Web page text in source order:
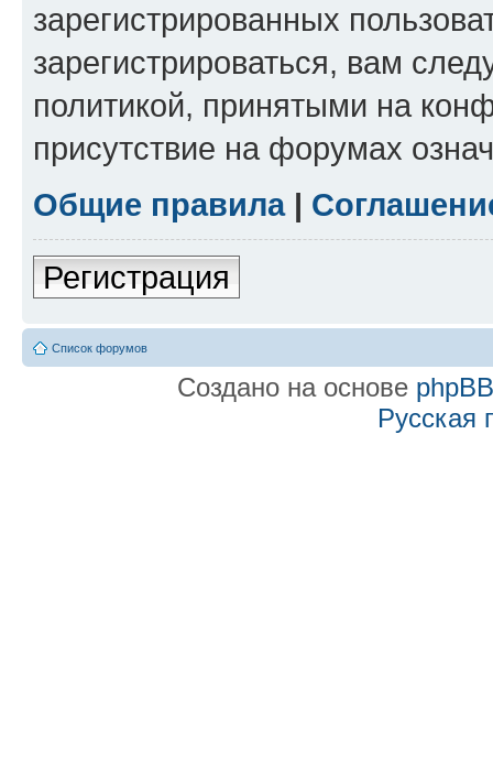
зарегистрированных
зарегистрироваться, вам
политикой, принятыми на
присутствие на форумах
Общие правила|
Регистрация
Список форумов
Создано на основе phpBB
Русская